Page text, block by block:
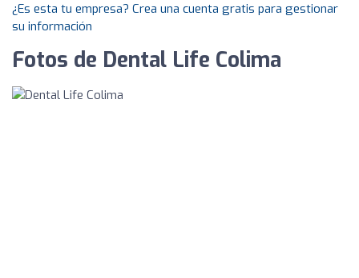
¿Es esta tu empresa? Crea una cuenta gratis para gestionar
su información
Fotos de Dental Life Colima